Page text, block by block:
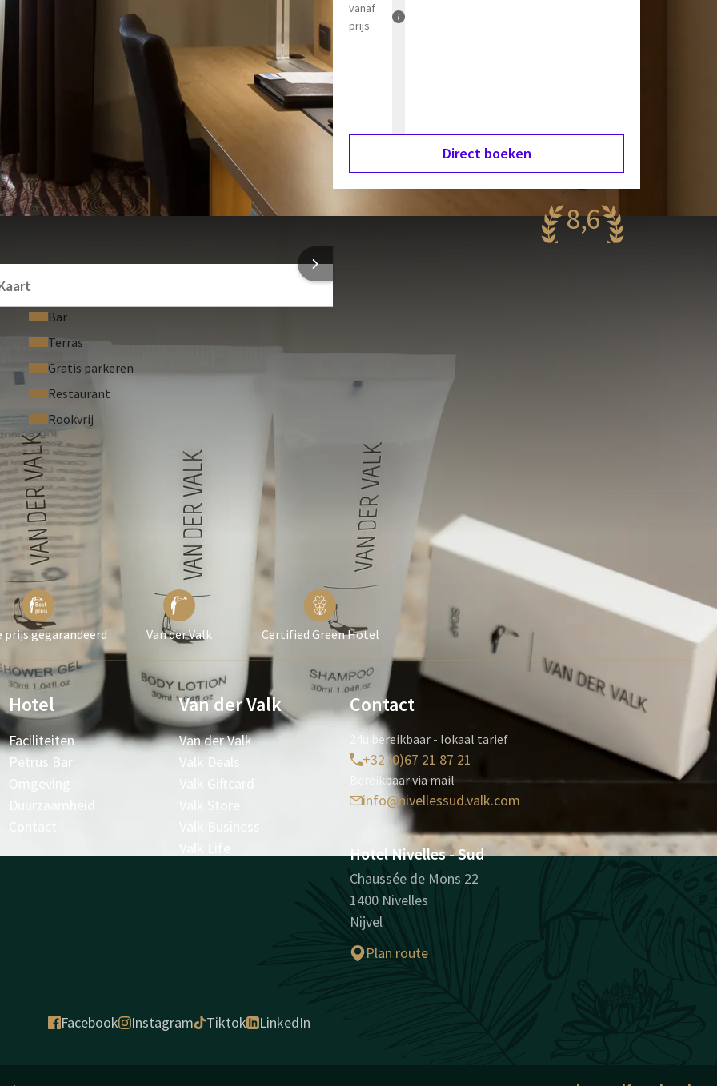
Koffie- en theefaciliteiten
vanaf
prijs
Direct boeken
8,6
Bar
Terras
Gratis parkeren
Restaurant
Rookvrij
prijs gegarandeerd Van der Valk Certified Green Hotel
Hotel
Faciliteiten
Petrus Bar
Omgeving
Duurzaamheid
Van der Valk
Van der Valk
Valk Deals
Valk Giftcard
Valk Store
Contact
24u bereikbaar - lokaal tarief
+32 (0)67 21 87 21
Bereikbaar via mail
info@nivellessud.valk.com
Hotel Nivelles - Sud
Chaussée de Mons 22
1400 Nivelles
Nijvel
Plan route
Facebook Instagram Tiktok LinkedIn